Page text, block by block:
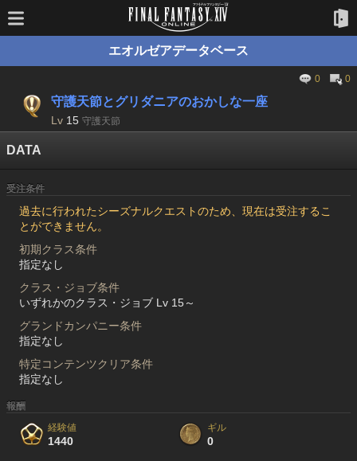
エオルゼアデータベース
0 0
守護天節とグリダニアのおかしな一座
Lv 15 守護天節
DATA
受注条件
過去に行われたシーズナルクエストのため、現在は受注するこ
とができません。
初期クラス条件
指定なし
クラス・ジョブ条件
いずれかのクラス・ジョブ Lv 15～
グランドカンパニー条件
指定なし
特定コンテンツクリア条件
指定なし
報酬
経験値
1440
ギル
0